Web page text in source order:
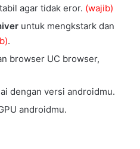
agar tidak eror. (wajib)
untuk mengkstark dan
.
browser UC browser,
dengan versi androidmu.
androidmu.